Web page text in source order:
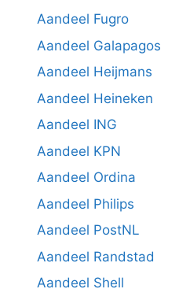
Aandeel Fugro
Aandeel Galapagos
Aandeel Heijmans
Aandeel Heineken
Aandeel ING
Aandeel KPN
Aandeel Ordina
Aandeel Philips
Aandeel PostNL
Aandeel Randstad
Aandeel Shell